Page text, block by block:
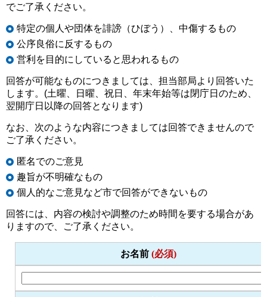
でご了承ください。
特定の個人や団体を誹謗（ひぼう）、中傷するもの
公序良俗に反するもの
営利を目的にしていると思われるもの
回答が可能なものにつきましては、担当部局より回答いた
します。(土曜、日曜、祝日、年末年始等は閉庁日のため、
翌開庁日以降の回答となります)
なお、次のような内容につきましては回答できませんので
ご了承ください。
匿名でのご意見
趣旨が不明確なもの
個人的なご意見など市で回答ができないもの
回答には、内容の検討や調整のため時間を要する場合があ
りますので、ご了承ください。
お名前 (必須)